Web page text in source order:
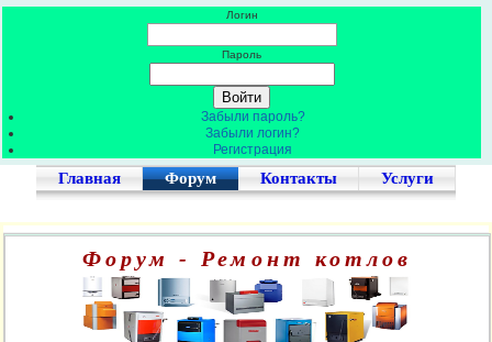
Логин
Пароль
Забыли пароль?
Забыли логин?
Регистрация
Главная Форум Контакты Услуги
Форум - Ремонт котлов